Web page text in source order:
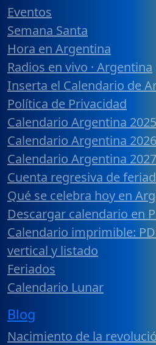
Eventos
Semana Santa
Hora en Argentina
Radios en vivo · Argentina
Inserta el Calendario de
Política de Privacidad
Calendario Argentina 2025
Calendario Argentina 2026
Calendario Argentina 2027
Cuenta regresiva de
Qué se celebra hoy en
Descargar calendario en
Calendario imprimible:
vertical y listado
Feriados
Calendario Lunar
Blog
Nacimiento de la